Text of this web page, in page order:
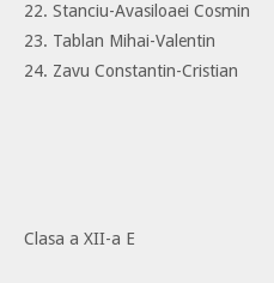
22. Stanciu-Avasiloaei Cosmin
23. Tablan Mihai-Valentin
24. Zavu Constantin-Cristian
Clasa a XII-a E